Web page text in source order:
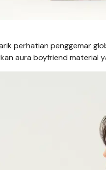
perhatian penggemar
aura boyfriend material